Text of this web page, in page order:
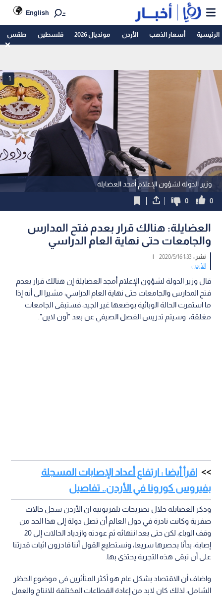
English
الرئيسية أسعار الذهب الأردن مونديال 2026 فلسطين طقس
وزير الدولة لشؤون الإعلام أمجد العضايلة
1
0
0
العضايلة: هنالك قرار بعدم فتح المدارس
والجامعات حتى نهاية العام الدراسي
نشر :1:33 2020/5/16
|
الأردن
قال وزير الدولة لشؤون الإعلام أمجد العضايلة إن هنالك قرار بعدم
فتح المدارس والجامعات حتى نهاية العام الدراسي، مشيرا الى أنه إذا
ما استمرت الحالة الوبائية بوضعها غير الجيد، فستبقى الجامعات
مغلقة، وسيتم تدريس الفصل الصيفي عن بعد "أون لاين".
اقرأ أيضا : ارتفاع أعداد الإصابات المسجلة
بفيروس كورونا في الأردن.. تفاصيل
وذكر العضايلة خلال تصريحات تلفزيونية ان الأردن سجل حالات
صفرية وكانت نادرة في دول العالم أن تصل دولة إلى هذا الحد من
وقف الوباء، لكن حتى بعد انتهائه ثم عودته وازدياد الحالات إلى 20
إصابة، بدأنا بحصرها سريعا، ونستطيع القول أننا قادرون اثبات قدرتنا
على أن تبقى هذه التجربة يحتذى بها.
واضاف أن الاقتصاد بشكل عام هو أكثر المتأثرين في موضوع الحظر
الشامل، لذلك كان لابد من إعادة القطاعات المختلفة للانتاج والعمل